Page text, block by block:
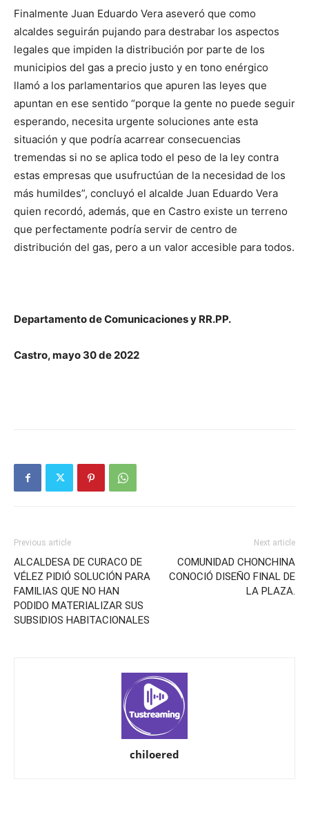
Finalmente Juan Eduardo Vera aseveró que como
alcaldes seguirán pujando para destrabar los aspectos
legales que impiden la distribución por parte de los
municipios del gas a precio justo y en tono enérgico
llamó a los parlamentarios que apuren las leyes que
apuntan en ese sentido “porque la gente no puede seguir
esperando, necesita urgente soluciones ante esta
situación y que podría acarrear consecuencias
tremendas si no se aplica todo el peso de la ley contra
estas empresas que usufructúan de la necesidad de los
más humildes”, concluyó el alcalde Juan Eduardo Vera
quien recordó, además, que en Castro existe un terreno
que perfectamente podría servir de centro de
distribución del gas, pero a un valor accesible para todos.
Departamento de Comunicaciones y RR.PP.
Castro, mayo 30 de 2022
Previous article
ALCALDESA DE CURACO DE
VÉLEZ PIDIÓ SOLUCIÓN PARA
FAMILIAS QUE NO HAN
PODIDO MATERIALIZAR SUS
SUBSIDIOS HABITACIONALES
Next article
COMUNIDAD CHONCHINA
CONOCIÓ DISEÑO FINAL DE
LA PLAZA.
chiloered